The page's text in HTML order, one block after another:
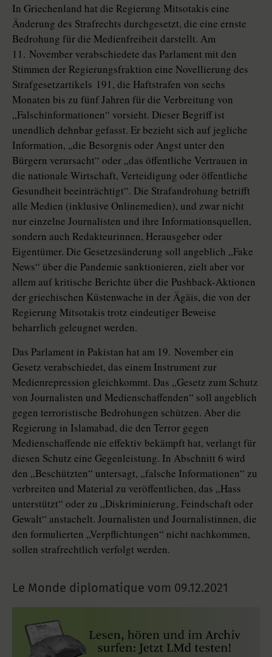
In Griechenland hat die Regierung Mitsotakis eine
Änderung des Strafrechts durchgesetzt, die eine ernste
Bedrohung für die Medienfreiheit darstellt. Am
11. November verabschiedete das Parlament mit den
Stimmen der Regierungsfraktion eine Novellierung des
Straf­ge­setz­ar­ti­kels 191, die Haftstrafen von sechs
Monaten bis zu fünf Jahren für die Verbreitung von
„Falschinformationen“ vorsieht. Dieser Begriff ist
unendlich dehnbar gefasst. Er bezieht sich auf jegliche
Information, „die Besorgnis oder Angst unter den
Bürgern verursacht“ oder „das öffentliche Vertrauen in
die nationale Wirtschaft, Verteidigung oder öffentliche
Gesundheit beeinträchtigt“. Die Strafandrohung betrifft
alle Medien (inklusive Onlinemedien), und zwar nicht
nur einzelne Journalisten und ihre Informationsquellen,
sondern auch Redakteurinnen, Herausgeber oder
Eigentümer. Die Gesetzesänderung soll angeblich „Fake
News“ über die Pandemie sank­tio­nie­ren, zielt aber vor
allem auf kritische Berichte über die Pushback-Aktionen
der griechischen Küstenwache in der Ägäis, die von der
Regierung Mitsotakis trotz eindeutiger Beweise
beharrlich geleugnet werden.
Das Parlament in Pakistan hat am 19. November ein
Gesetz verabschiedet, das einem Instrument zur
Medienrepression gleichkommt. Das „Gesetz zum Schutz
von Journalisten und Medienschaffenden“ soll angeblich
gegen terroristische Bedrohungen schützen. Aber die
Regierung in Islamabad, die den Terror gegen
Medienschaffende nie effektiv bekämpft hat, verlangt für
diesen Schutz eine Gegenleistung. In Abschnitt 6 wird
den „Beschützten“ untersagt, „falsche Informationen“ zu
verbreiten und Material zu veröffentlichen, das „Hass
unterstützt“ oder zu „Diskriminierung, Feindschaft oder
Gewalt“ anstachelt. Journalisten und Journalistinnen, die
den formulierten „Verpflichtungen“ nicht nachkommen,
sollen strafrechtlich verfolgt werden.
Le Monde diplomatique vom 09.12.2021